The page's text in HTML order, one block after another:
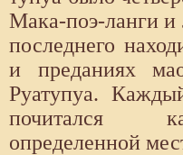
Мака-поэ-ланги
последнего
и преданиях
Руатупуа.
почитался
определенной